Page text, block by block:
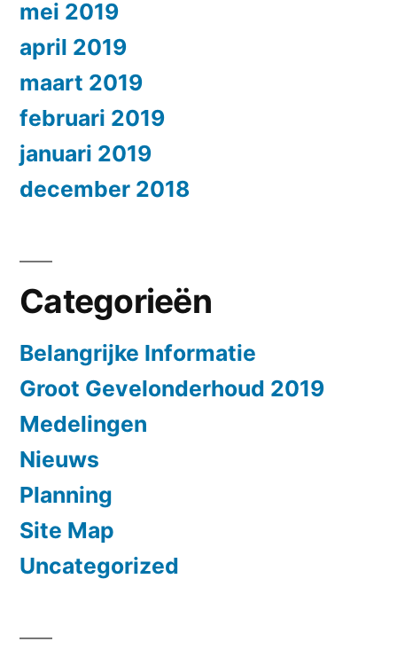
mei 2019
april 2019
maart 2019
februari 2019
januari 2019
december 2018
Categorieën
Belangrijke Informatie
Groot Gevelonderhoud 2019
Medelingen
Nieuws
Planning
Site Map
Uncategorized